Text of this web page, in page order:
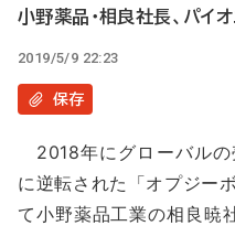
テ
ツ
に
動
小野薬品・相良社長、パイ
2019/5/9 22:23
保存
2018年にグローバルの
に逆転された「オプジー
て小野薬品工業の相良暁